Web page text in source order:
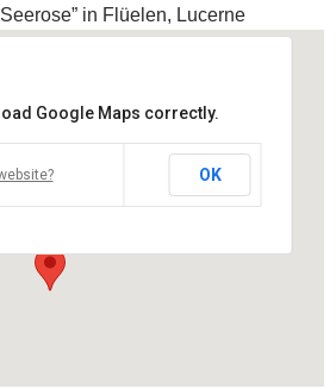
in Flüelen, Lucerne
“Seerose” in Flüelen - Lucerne
Google Maps correctly.
OK